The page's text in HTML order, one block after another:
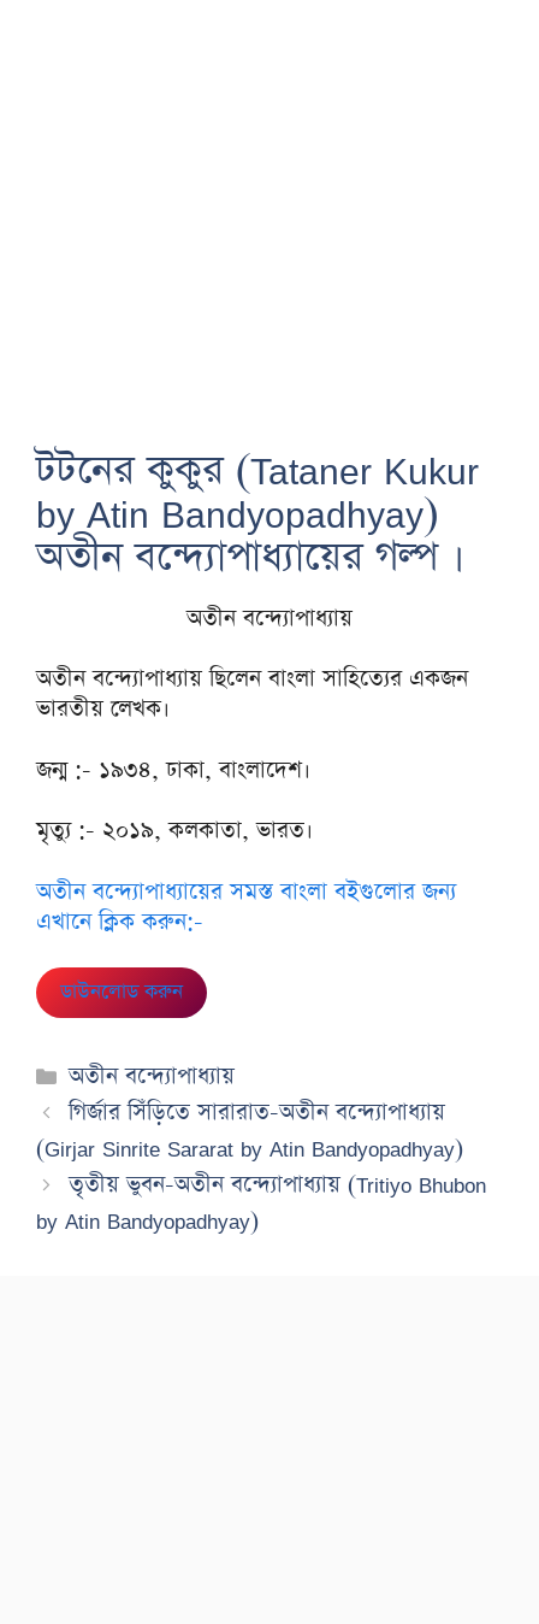
টটনের কুকুর (Tataner Kukur
by Atin Bandyopadhyay)
অতীন বন্দ্যোপাধ্যায়ের গল্প ।
অতীন বন্দ্যোপাধ্যায়
অতীন বন্দ্যোপাধ্যায় ছিলেন বাংলা সাহিত্যের একজন
ভারতীয় লেখক।
জন্ম :- ১৯৩৪, ঢাকা, বাংলাদেশ।
মৃত্যু :- ২০১৯, কলকাতা, ভারত।
অতীন বন্দ্যোপাধ্যায়ের সমস্ত বাংলা বইগুলোর জন্য
এখানে ক্লিক করুন:-
ডাউনলোড করুন
Categories
অতীন বন্দ্যোপাধ্যায়
গির্জার সিঁড়িতে সারারাত-অতীন বন্দ্যোপাধ্যায়
(Girjar Sinrite Sararat by Atin Bandyopadhyay)
তৃতীয় ভুবন-অতীন বন্দ্যোপাধ্যায় (Tritiyo Bhubon
by Atin Bandyopadhyay)